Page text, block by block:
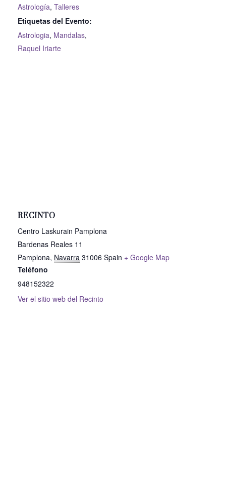
Astrología, Talleres
Etiquetas del Evento:
Astrologia, Mandalas,
Raquel Iriarte
RECINTO
Centro Laskurain Pamplona
Bardenas Reales 11
Pamplona, Navarra 31006 Spain + Google Map
Teléfono
948152322
Ver el sitio web del Recinto